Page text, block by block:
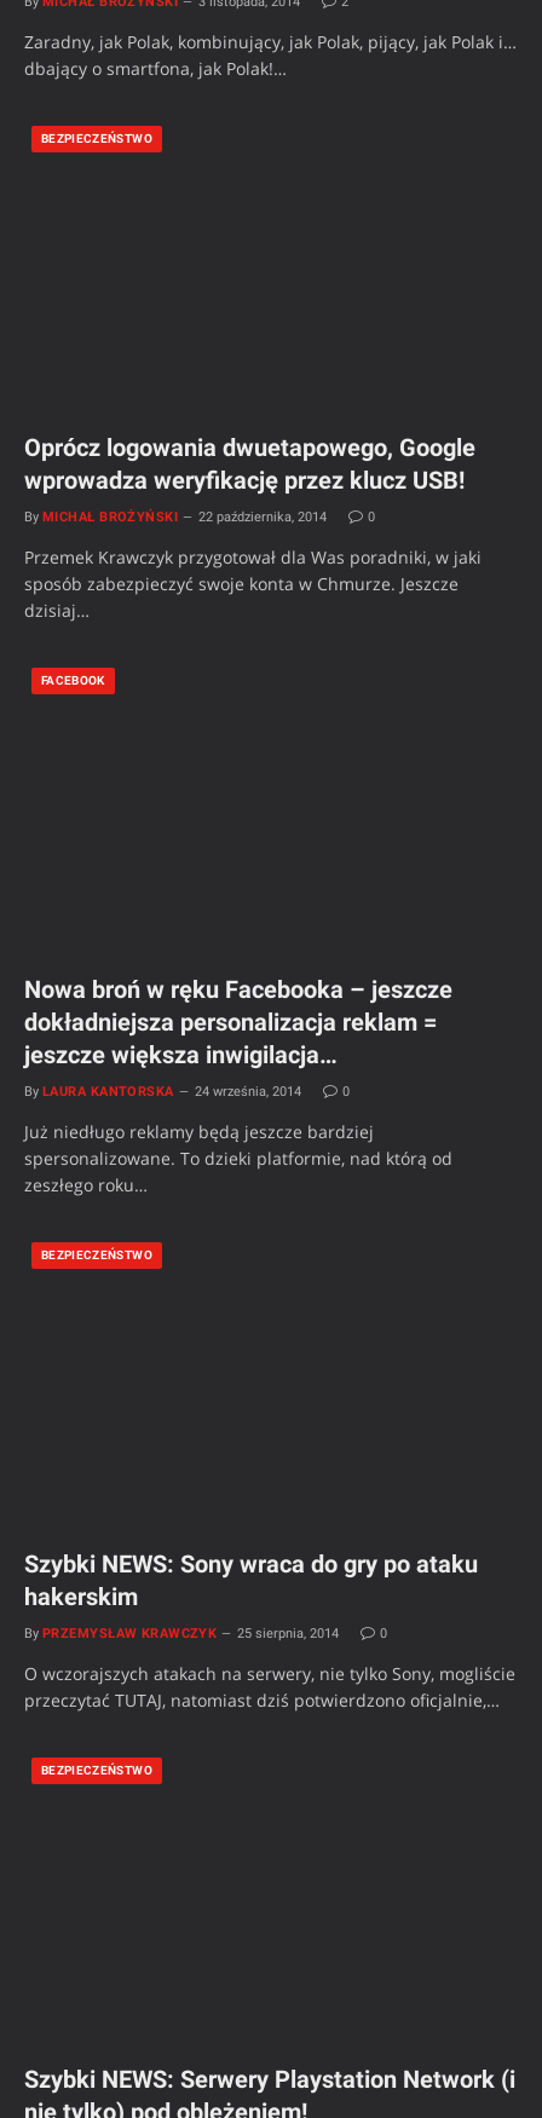
Zaradny, jak Polak, kombinujący, jak Polak, pijący, jak Polak i…
dbający o smartfona, jak Polak!…
BEZPIECZEŃSTWO
Oprócz logowania dwuetapowego, Google
wprowadza weryfikację przez klucz USB!
By MICHAŁ BROŻYŃSKI 22 października, 2014 0
Przemek Krawczyk przygotował dla Was poradniki, w jaki
sposób zabezpieczyć swoje konta w Chmurze. Jeszcze
dzisiaj…
FACEBOOK
Nowa broń w ręku Facebooka – jeszcze
dokładniejsza personalizacja reklam =
jeszcze większa inwigilacja…
By LAURA KANTORSKA 24 września, 2014 0
Już niedługo reklamy będą jeszcze bardziej
spersonalizowane. To dzieki platformie, nad którą od
zeszłego roku…
BEZPIECZEŃSTWO
Szybki NEWS: Sony wraca do gry po ataku
hakerskim
By PRZEMYSŁAW KRAWCZYK 25 sierpnia, 2014 0
O wczorajszych atakach na serwery, nie tylko Sony, mogliście
przeczytać TUTAJ, natomiast dziś potwierdzono oficjalnie,…
BEZPIECZEŃSTWO
Szybki NEWS: Serwery Playstation Network (i
nie tylko) pod oblężeniem!